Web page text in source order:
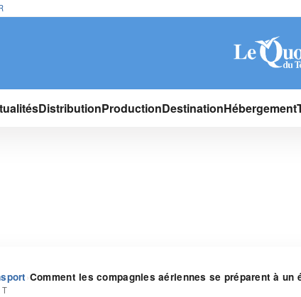
DistributionProductionDestinationHébergement
›Comment les compagnies aériennes se préparent à un